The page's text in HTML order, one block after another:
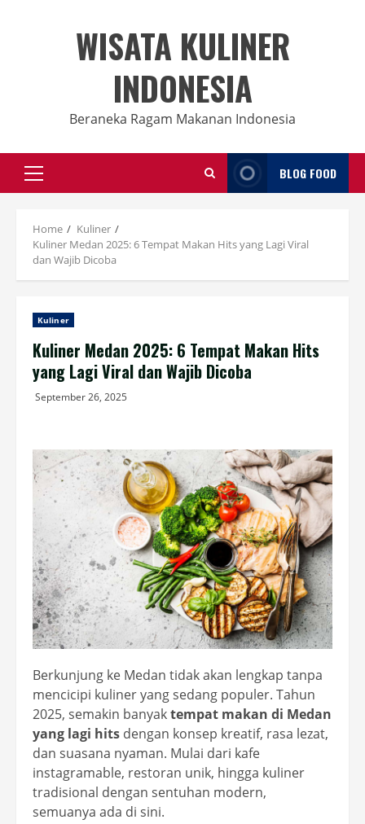
WISATA KULINER
INDONESIA
Beraneka Ragam Makanan Indonesia
Primary
Menu
BLOG FOOD
Home
Kuliner
Kuliner Medan 2025: 6 Tempat Makan Hits yang Lagi Viral
dan Wajib Dicoba
Kuliner
Kuliner Medan 2025: 6 Tempat Makan Hits
yang Lagi Viral dan Wajib Dicoba
September 26, 2025
Berkunjung ke Medan tidak akan lengkap tanpa
mencicipi kuliner yang sedang populer. Tahun
2025, semakin banyaktempat makan di Medan
yang lagi hits dengan konsep kreatif, rasa lezat,
dan suasana nyaman. Mulai dari kafe
instagramable, restoran unik, hingga kuliner
tradisional dengan sentuhan modern,
semuanya ada di sini.